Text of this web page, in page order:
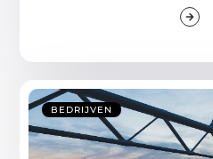
BEDRIJVEN